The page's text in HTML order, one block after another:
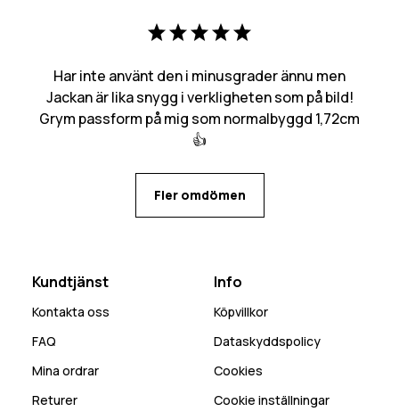
Har inte använt den i minusgrader ännu men
Jackan är lika snygg i verkligheten som på bild!
Grym passform på mig som normalbyggd 1,72cm
👍
Fler omdömen
Kundtjänst
Kontakta oss
FAQ
Mina ordrar
Returer
Info
Köpvillkor
Dataskyddspolicy
Cookies
Cookie inställningar